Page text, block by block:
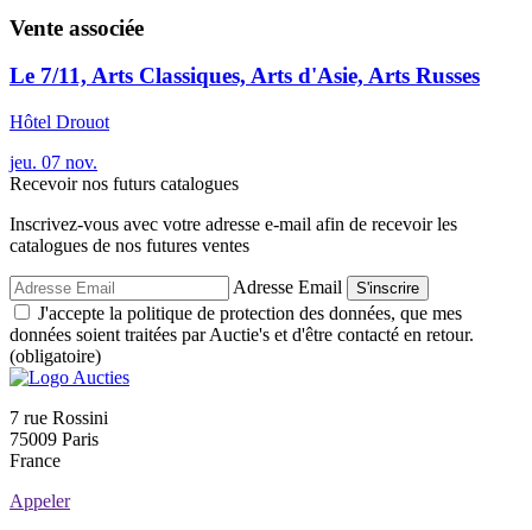
Vente associée
Le 7/11, Arts Classiques, Arts d'Asie, Arts Russes
Hôtel Drouot
jeu. 07 nov.
Recevoir nos futurs catalogues
Inscrivez-vous avec votre adresse e-mail afin de recevoir les
catalogues de nos futures ventes
Adresse Email S'inscrire
J'accepte la politique de protection des données, que mes
données soient traitées par Auctie's et d'être contacté en retour.
(obligatoire)
7 rue Rossini
75009 Paris
France
Appeler